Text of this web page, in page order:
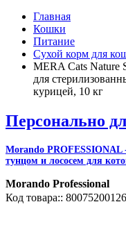
Главная
Кошки
Питание
Сухой корм для
MERA Cats Nature
для
курицей, 10 кг
Персонально
Morando
тунцом и лососем для
Morando Professional